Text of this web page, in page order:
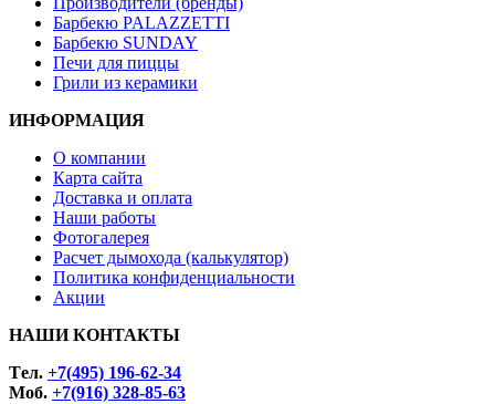
Барбекю PALAZZETTI
Барбекю SUNDAY
Печи для пиццы
Грили из керамики
ИНФОРМАЦИЯ
О компании
Карта сайта
Доставка и оплата
Наши работы
Фотогалерея
Расчет дымохода (калькулятор)
Политика конфиденциальности
Акции
НАШИ КОНТАКТЫ
Tел. +7(495) 196-62-34
Моб. +7(916) 328-85-63